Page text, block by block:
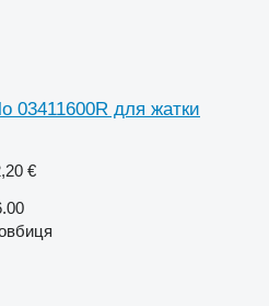
03411600R для жатки
€